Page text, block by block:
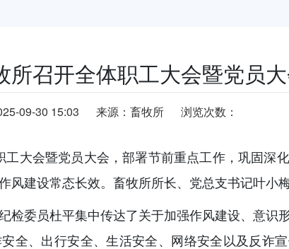
所召开全体职工大会暨党员
09-30 15:03 来源：畜牧所 浏览次数：
工大会暨党员大会，部署节前重点工作，巩固深
风建设常态长效。畜牧所所长、党总支书记叶小梅
检委员杜平集中传达了关于加强作风建设、意识
全、出行安全、生活安全、网络安全以及反诈